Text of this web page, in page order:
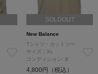
SOLDOUT
New Balance
Tシャツ・カットソー
サイズ：XL
コンディション: B
4,800円（税込）